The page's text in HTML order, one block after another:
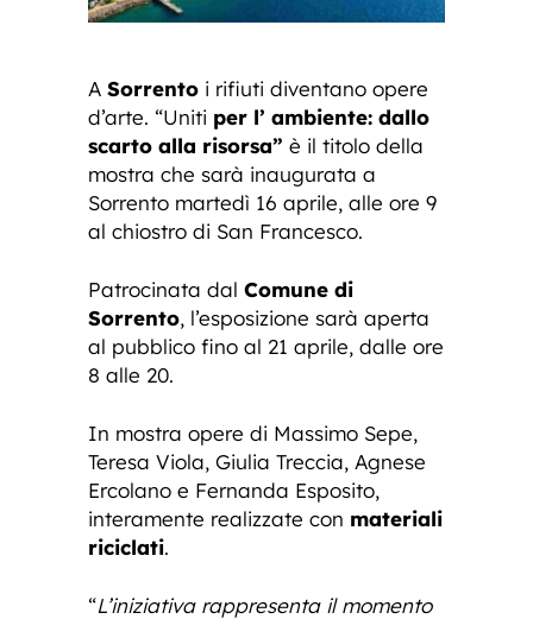
A Sorrento i rifiuti diventano opere
d’arte. “Uniti per l’ ambiente: dallo
scarto alla risorsa” è il titolo della
mostra che sarà inaugurata a
Sorrento martedì 16 aprile, alle ore 9
al chiostro di San Francesco.
Patrocinata dal Comune di
Sorrento, l’esposizione sarà aperta
al pubblico fino al 21 aprile, dalle ore
8 alle 20.
In mostra opere di Massimo Sepe,
Teresa Viola, Giulia Treccia, Agnese
Ercolano e Fernanda Esposito,
interamente realizzate con materiali
riciclati.
“L’iniziativa rappresenta il momento